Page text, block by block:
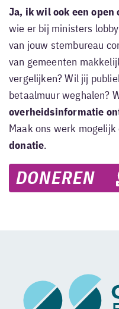
Ja, ik wil ook een open
wie er bij ministers
van jouw stembureau
van gemeenten
vergelijken? Wil jij
betaalmuur weghalen?
overheidsinformatie
Maak ons werk mogelijk
donatie.
DONEREN